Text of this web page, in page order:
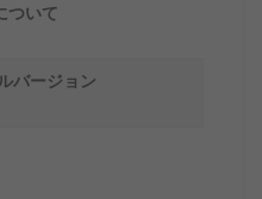
いて
バージョン